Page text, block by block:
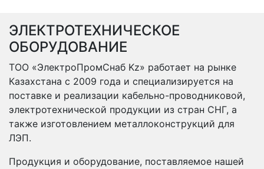
ЭЛЕКТРОТЕХНИЧЕСКОЕ
ОБОРУДОВАНИЕ
ТОО «ЭлектроПромСнаб Kz» работает на рынке
Казахстана с 2009 года и специализируется на
поставке и реализации кабельно-проводниковой,
электротехнической продукции из стран СНГ, а
также изготовлением металлоконструкций для
ЛЭП.
Продукция и оборудование, поставляемое нашей